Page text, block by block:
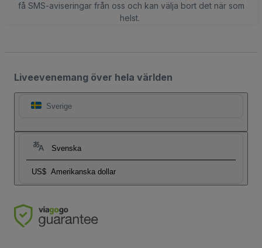
få SMS-aviseringar från oss och kan välja bort det när som
helst.
Liveevenemang över hela världen
Sverige
Svenska
US$ Amerikanska dollar